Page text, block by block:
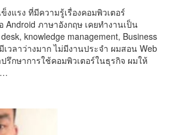
งแรง ที่มีความรู้เรื่องคอมพิวเตอร์
Android ภาษาอังกฤษ เคยทำงานเป็น
knowledge management, Business
เวลาว่างมาก ไม่มีงานประจำ ผมสอน Web
รึกษาการใช้คอมพิวเตอร์ในธุรกิจ ผมให้
…